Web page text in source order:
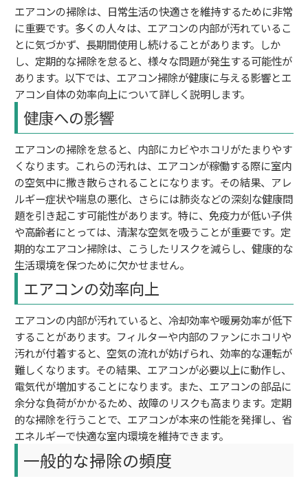
エアコンの掃除は、日常生活の快適さを維持するために非常
に重要です。多くの人々は、エアコンの内部が汚れているこ
とに気づかず、長期間使用し続けることがあります。しか
し、定期的な掃除を怠ると、様々な問題が発生する可能性が
あります。以下では、エアコン掃除が健康に与える影響とエ
アコン自体の効率向上について詳しく説明します。
健康への影響
エアコンの掃除を怠ると、内部にカビやホコリがたまりやす
くなります。これらの汚れは、エアコンが稼働する際に室内
の空気中に撒き散らされることになります。その結果、アレ
ルギー症状や喘息の悪化、さらには肺炎などの深刻な健康問
題を引き起こす可能性があります。特に、免疫力が低い子供
や高齢者にとっては、清潔な空気を吸うことが重要です。定
期的なエアコン掃除は、こうしたリスクを減らし、健康的な
生活環境を保つために欠かせません。
エアコンの効率向上
エアコンの内部が汚れていると、冷却効率や暖房効率が低下
することがあります。フィルターや内部のファンにホコリや
汚れが付着すると、空気の流れが妨げられ、効率的な運転が
難しくなります。その結果、エアコンが必要以上に動作し、
電気代が増加することになります。また、エアコンの部品に
余分な負荷がかかるため、故障のリスクも高まります。定期
的な掃除を行うことで、エアコンが本来の性能を発揮し、省
エネルギーで快適な室内環境を維持できます。
一般的な掃除の頻度